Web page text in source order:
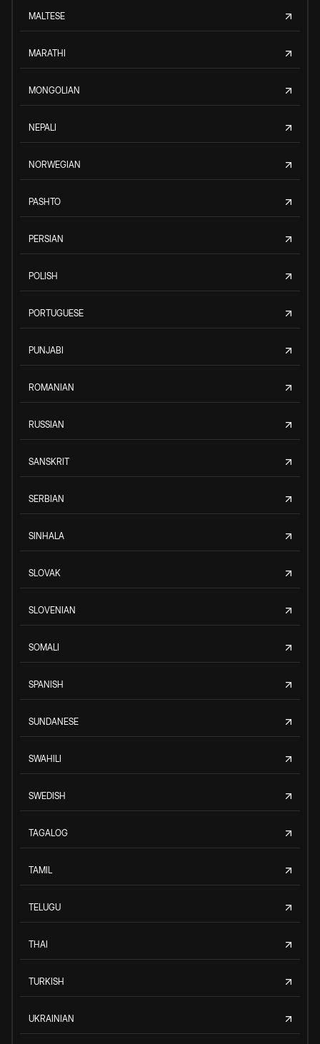
MALTESE
MARATHI
MONGOLIAN
NEPALI
NORWEGIAN
PASHTO
PERSIAN
POLISH
PORTUGUESE
PUNJABI
ROMANIAN
RUSSIAN
SANSKRIT
SERBIAN
SINHALA
SLOVAK
SLOVENIAN
SOMALI
SPANISH
SUNDANESE
SWAHILI
SWEDISH
TAGALOG
TAMIL
TELUGU
THAI
TURKISH
UKRAINIAN